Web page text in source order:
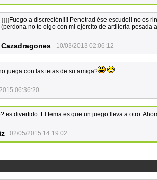
¡¡¡¡Fuego a discreción!!!! Penetrad ése escudo!! no
(perdona no te oigo con mi ejército de artilleria pesada
Cazadragones 10/03/2013 02:06:12
juega con las tetas de su amiga?
06:36:20
es divertido. El tema es que un juego lleva a otro.
02/05/2015 14:19:02